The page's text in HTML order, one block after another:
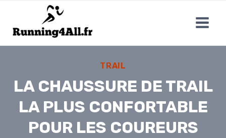
contenu
TRAIL
LA CHAUSSURE DE TRAIL
LA PLUS CONFORTABLE
POUR LES COUREURS